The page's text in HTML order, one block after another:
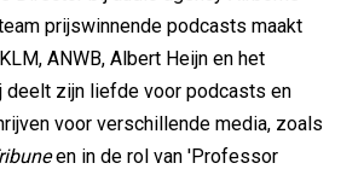
prijswinnende podcasts maakt
ANWB, Albert Heijn en het
deelt zijn liefde voor podcasts en
voor verschillende media, zoals
en in de rol van 'Professor